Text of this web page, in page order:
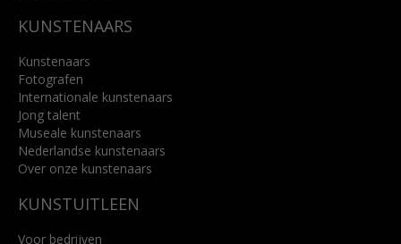
KUNSTENAARS
Kunstenaars
Fotografen
Internationale kunstenaars
Jong talent
Museale kunstenaars
Nederlandse kunstenaars
Over onze kunstenaars
KUNSTUITLEEN
Voor bedrijven